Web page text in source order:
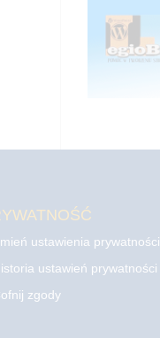
ustawienia prywatności
ustawień prywatności
zgody